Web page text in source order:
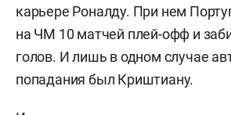
карьере Роналду. При нем
на ЧМ 10 матчей плей-офф и
голов. И лишь в одном случае
попадания был Криштиану.